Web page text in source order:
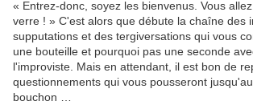
« Entrez-donc, soyez les bienvenus. Vous
verre ! » C'est alors que débute la chaîne des
supputations et des tergiversations qui vous
une bouteille et pourquoi pas une seconde
l'improviste. Mais en attendant, il est bon de
questionnements qui vous pousseront
bouchon …